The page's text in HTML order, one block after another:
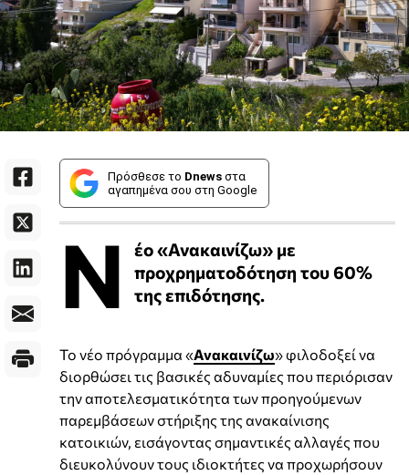
Πρόσθεσε το Dnews στα
αγαπημένα σου στη Google
Ν
έο «Ανακαινίζω» με
προχρηματοδότηση του 60%
της επιδότησης.
Το νέο πρόγραμμα «Ανακαινίζω» φιλοδοξεί να
διορθώσει τις βασικές αδυναμίες που περιόρισαν
την αποτελεσματικότητα των προηγούμενων
παρεμβάσεων στήριξης της ανακαίνισης
κατοικιών, εισάγοντας σημαντικές αλλαγές που
διευκολύνουν τους ιδιοκτήτες να προχωρήσουν